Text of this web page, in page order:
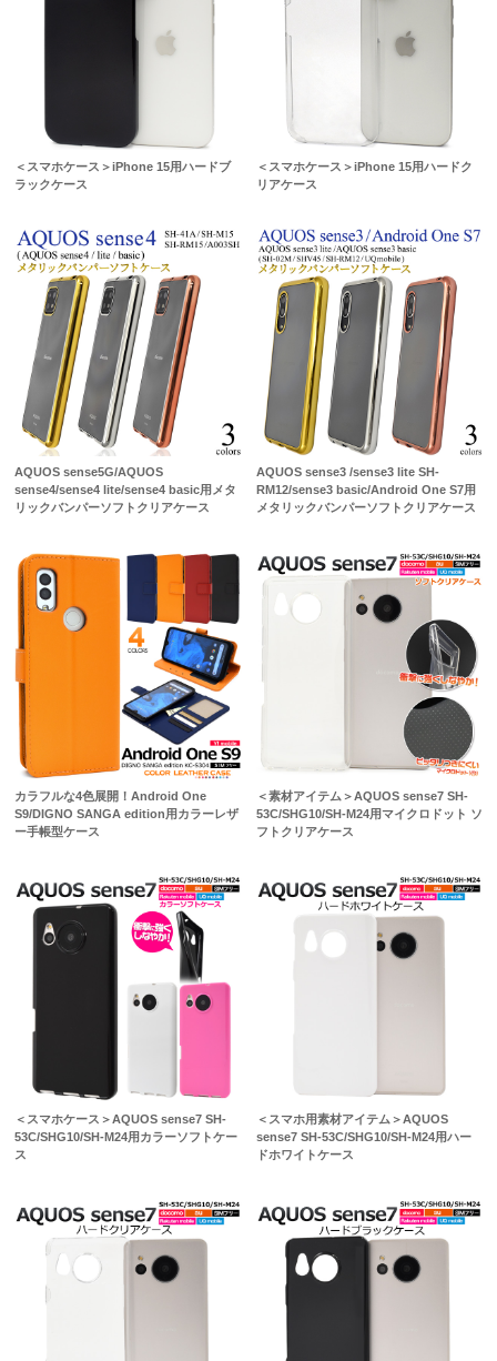
＜スマホケース＞iPhone 15用ハードブ
ラックケース
＜スマホケース＞iPhone 15用ハードク
リアケース
AQUOS sense5G/AQUOS
sense4/sense4 lite/sense4 basic用メタ
リックバンパーソフトクリアケース
AQUOS sense3 /sense3 lite SH-
RM12/sense3 basic/Android One S7用
メタリックバンパーソフトクリアケース
カラフルな4色展開！Android One
S9/DIGNO SANGA edition用カラーレザ
ー手帳型ケース
＜素材アイテム＞AQUOS sense7 SH-
53C/SHG10/SH-M24用マイクロドット ソ
フトクリアケース
＜スマホケース＞AQUOS sense7 SH-
53C/SHG10/SH-M24用カラーソフトケー
ス
＜スマホ用素材アイテム＞AQUOS
sense7 SH-53C/SHG10/SH-M24用ハー
ドホワイトケース